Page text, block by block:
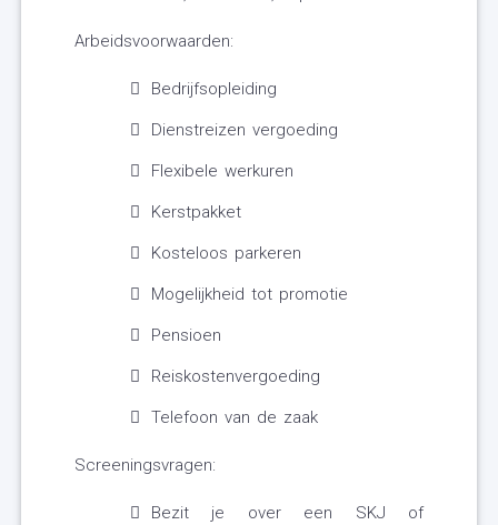
Arbeidsvoorwaarden:
Bedrijfsopleiding
Dienstreizen vergoeding
Flexibele werkuren
Kerstpakket
Kosteloos parkeren
Mogelijkheid tot promotie
Pensioen
Reiskostenvergoeding
Telefoon van de zaak
Screeningsvragen:
Bezit je over een SKJ of